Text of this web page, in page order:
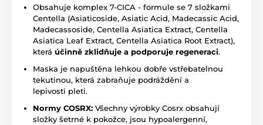
Obsahuje komplex 7-CICA - formule se 7 složkami
Centella (Asiaticoside, Asiatic Acid, Madecassic Acid,
Madecassoside, Centella Asiatica Extract, Centella
Asiatica Leaf Extract, Centella Asiatica Root Extract),
která účinně zklidňuje a podporuje regeneraci.
Maska je napuštěna lehkou dobře vstřebatelnou
tekutinou, která zabraňuje podráždění a
lepivosti pleti.
Normy COSRX: Všechny výrobky Cosrx obsahují
složky šetrné k pokožce, jsou hypoalergenní,